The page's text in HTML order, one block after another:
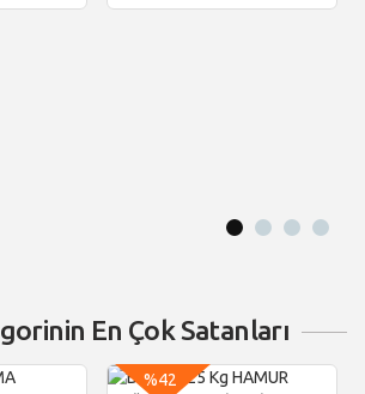
En Çok Satanları
%42